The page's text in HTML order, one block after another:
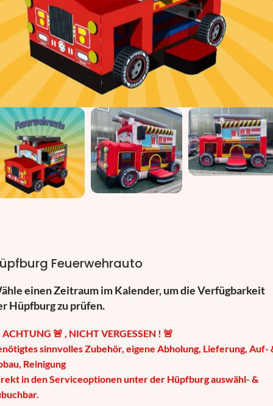
Feuerwehrauto
einen Zeitraum im Kalender, um die Verfügbarkeit
Hüpfburg zu prüfen.
ACHTUNG 🚨 , NICHT VERGESSEN ! 🚨
sinnvolles Zubehör, eigene Abholung, Lieferung, Auf-
Reinigung
in den Serviceoptionen unter der Hüpfburg auswähl- &